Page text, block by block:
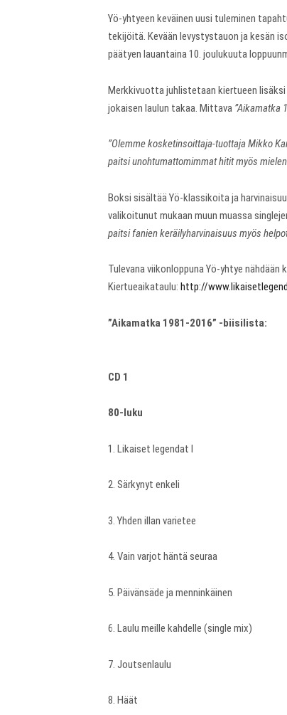
Yö-yhtyeen keväinen uusi tuleminen
tekijöitä. Kevään levystystauon ja kesän
päätyen lauantaina 10. joulukuuta
Merkkivuotta juhlistetaan kiertueen
jokaisen laulun takaa. Mittava ”Aikamatka
”Olemme kosketinsoittaja-tuottaja Mikko
paitsi unohtumattomimmat hitit myös
Boksi sisältää Yö-klassikoita ja
valikoitunut mukaan muun muassa
paitsi fanien keräilyharvinaisuus myös
Tulevana viikonloppuna Yö-yhtye
Kiertueaikataulu: http://
”Aikamatka 1981-2016” -biisilista:
CD 1
80-luku
1. Likaiset legendat I
2. Särkynyt enkeli
3. Yhden illan varietee
4. Vain varjot häntä seuraa
5. Päivänsäde ja menninkäinen
6. Laulu meille kahdelle (single mix)
7. Joutsenlaulu
8. Häät